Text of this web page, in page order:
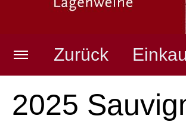
Zurück
Weingut
Merkzettel anzeigen
2025